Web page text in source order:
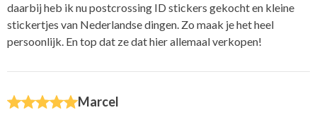
daarbij heb ik nu postcrossing ID stickers gekocht en kleine
stickertjes van Nederlandse dingen. Zo maak je het heel
persoonlijk. En top dat ze dat hier allemaal verkopen!
Marcel